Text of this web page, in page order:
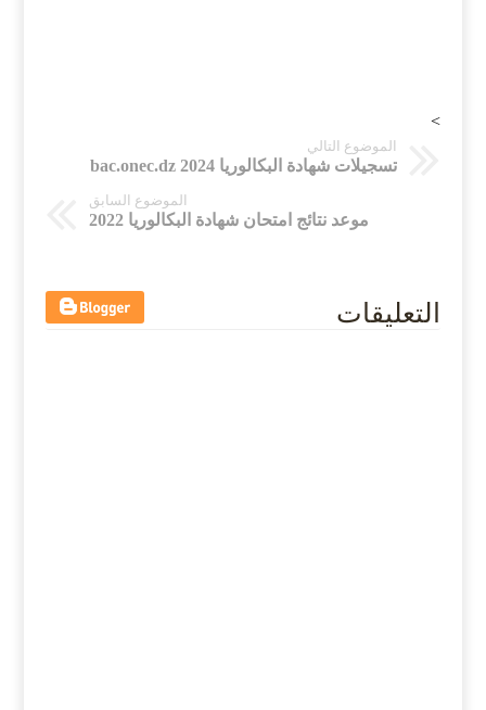
>
الموضوع التالي
تسجيلات شهادة البكالوريا 2024 bac.onec.dz
الموضوع السابق
موعد نتائج امتحان شهادة البكالوريا 2022
التعليقات